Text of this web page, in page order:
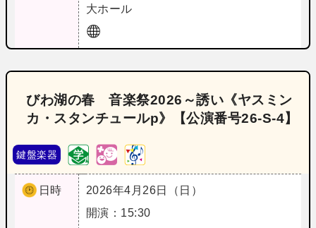
大ホール
びわ湖の春 音楽祭2026～誘い《ヤスミン
カ・スタンチュールp》【公演番号26‐S‐4】
鍵盤楽器
日時
2026年4月26日（日）
開演：15:30